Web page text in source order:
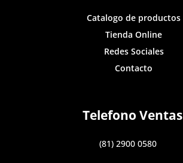
Catalogo de productos
Tienda Online
Redes Sociales
Contacto
Telefono Ventas
(81) 2900 0580